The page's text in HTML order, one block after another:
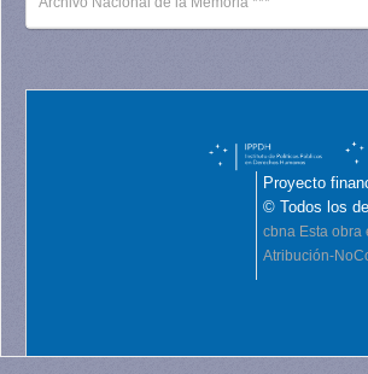
Proyecto
© Todos los
cbna Esta
Atribución-